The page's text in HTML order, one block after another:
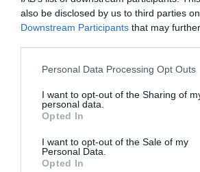
also be disclosed by us to third parties
Downstream Participants that may
Please note that this website/app uses
not limited to your visit or usage
grant or deny consent to Google and its
use your data for below specified
consent section.
Personal Data Processing Opt Outs
I want to opt-out of the Sharing of
personal data.
Opted In
I want to opt-out of the Sale of my
Personal Data.
Opted In